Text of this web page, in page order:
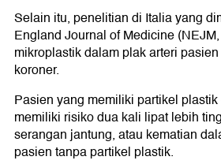
Selain itu, penelitian di Italia yang
England Journal of Medicine
mikroplastik dalam plak arteri
koroner.
Pasien yang memiliki partikel
memiliki risiko dua kali lipat lebih
serangan jantung, atau kematian
pasien tanpa partikel plastik.